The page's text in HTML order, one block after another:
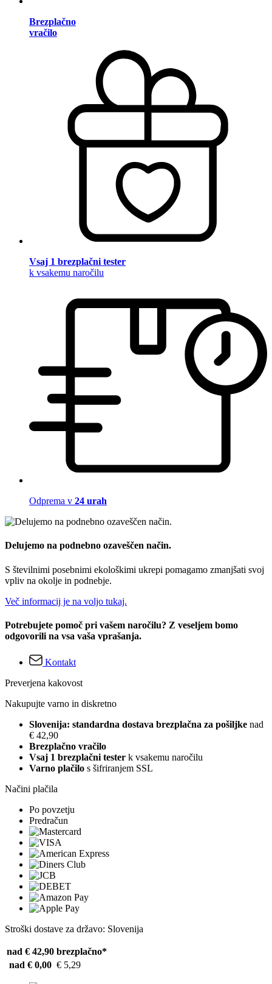
Brezplačno
vračilo
Vsaj 1 brezplačni tester
k vsakemu naročilu
Odprema v 24 urah
Delujemo na podnebno ozaveščen način.
S številnimi posebnimi ekološkimi ukrepi pomagamo zmanjšati svoj
vpliv na okolje in podnebje.
Več informacij je na voljo tukaj.
Potrebujete pomoč pri vašem naročilu? Z veseljem bomo
odgovorili na vsa vaša vprašanja.
Kontakt
Preverjena kakovost
Nakupujte varno in diskretno
Slovenija: standardna dostava brezplačna za pošiljke nad
€ 42,90
Brezplačno vračilo
Vsaj 1 brezplačni tester k vsakemu naročilu
Varno plačilo s šifriranjem SSL
Načini plačila
Po povzetju
Predračun
Stroški dostave za državo: Slovenija
nad € 42,90 brezplačno*
nad € 0,00 € 5,29